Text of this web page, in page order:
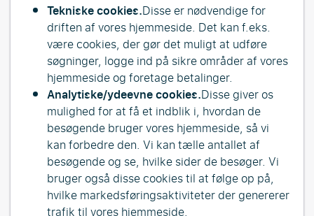
Tekniske cookies.Disse er nødvendige for
driften af vores hjemmeside. Det kan f.eks.
være cookies, der gør det muligt at udføre
søgninger, logge ind på sikre områder af vores
hjemmeside og foretage betalinger.
Analytiske/ydeevne cookies.Disse giver os
mulighed for at få et indblik i, hvordan de
besøgende bruger vores hjemmeside, så vi
kan forbedre den. Vi kan tælle antallet af
besøgende og se, hvilke sider de besøger. Vi
bruger også disse cookies til at følge op på,
hvilke markedsføringsaktiviteter der genererer